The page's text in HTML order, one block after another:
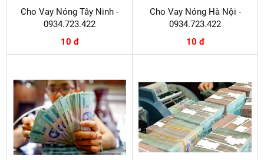
Cho Vay Nóng Tây Ninh -
0934.723.422
10 đ
Cho Vay Nóng Hà Nội -
0934.723.422
10 đ